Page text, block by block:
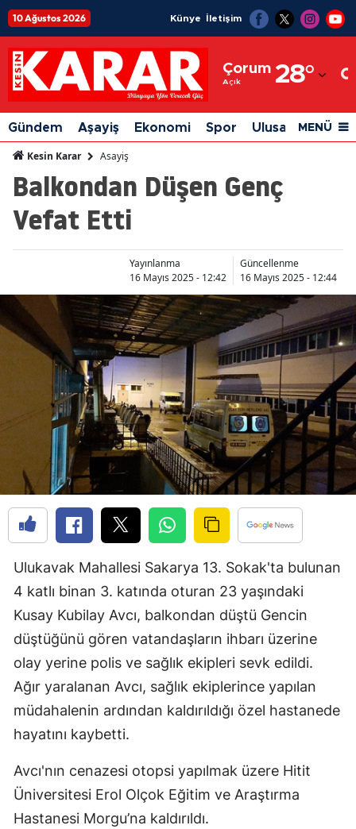
10 Ağustos 2026 Künye İletişim
Çorum
Açık 28°
Adıyaman
Afyonkarahisar
Ağrı
Amasya
Artvin
Aydın
Balıkesir
Bilecik
Bingöl
Bitlis
Bolu
Çanakkale
Çankırı
Çorum
Denizli
Diyarbakır
Elazığ
Erzincan
Gündem Aşayiş Ekonomi Spor Ulusal Siyaset
MENÜ
Kesin Karar Asayiş
Balkondan Düşen Genç
Vefat Etti
Yayınlanma
16 Mayıs 2025 - 12:42
Güncellenme
16 Mayıs 2025 - 12:44
Ulukavak Mahallesi Sakarya 13. Sokak'ta bulunan
4 katlı binan 3. katında oturan 23 yaşındaki
Kusay Kubilay Avcı, balkondan düştü Gencin
düştüğünü gören vatandaşların ihbarı üzerine
olay yerine polis ve sağlık ekipleri sevk edildi.
Ağır yaralanan Avcı, sağlık ekiplerince yapılan
müdahalenin ardından kaldırıldığı özel hastanede
hayatını kaybetti.
Avcı'nın cenazesi otopsi yapılmak üzere Hitit
Üniversitesi Erol Olçok Eğitim ve Araştırma
Hastanesi Morgu’na kaldırıldı.